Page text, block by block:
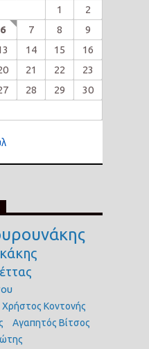
1
2
6 7 8
9
14 15
16
21 22
23
28 29
30
Χρήστος Κοντονής
Αγαπητός Βίτσος